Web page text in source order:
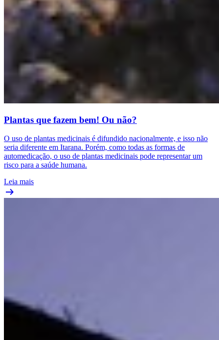
Plantas que fazem bem! Ou não?
O uso de plantas medicinais é difundido nacionalmente, e isso não
seria diferente em Itarana. Porém, como todas as formas de
automedicação, o uso de plantas medicinais pode representar um
risco para a saúde humana.
Leia mais